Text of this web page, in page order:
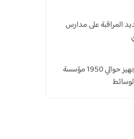
المراقبة على مدارس
التعليم الرقمي.. تجهيز حوالي 1950 مؤسسة